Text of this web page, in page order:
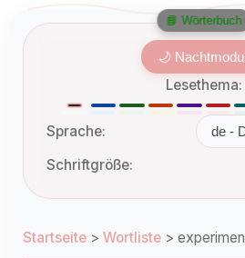
🌙
Lesethema:
Sprache:
Schriftgröße:
Startseite > Wortliste >
📘 Wörterbuch